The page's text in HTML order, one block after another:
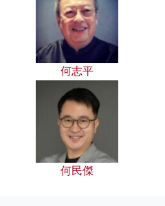
何志平
何民傑